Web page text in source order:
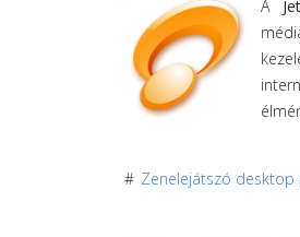
A
# Zenelejátszó